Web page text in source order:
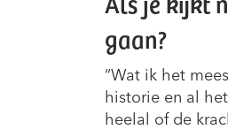
gaan?
“Wat ik het
historie en al
heelal of de